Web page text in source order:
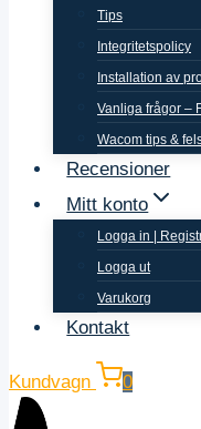
Tips
Integritetspolicy
Installation av
Vanliga frågor –
Wacom tips &
Recensioner
Mitt konto
Logga in |
Logga ut
Varukorg
Kontakt
Kundvagn 0